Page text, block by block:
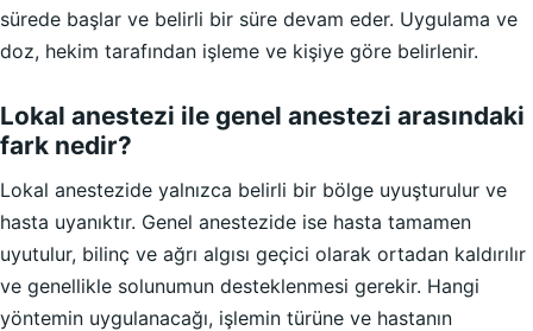
sürede başlar ve belirli bir süre devam eder. Uygulama ve
doz, hekim tarafından işleme ve kişiye göre belirlenir.
Lokal anestezi ile genel anestezi arasındaki
fark nedir?
Lokal anestezide yalnızca belirli bir bölge uyuşturulur ve
hasta uyanıktır. Genel anestezide ise hasta tamamen
uyutulur, bilinç ve ağrı algısı geçici olarak ortadan kaldırılır
ve genellikle solunumun desteklenmesi gerekir. Hangi
yöntemin uygulanacağı, işlemin türüne ve hastanın